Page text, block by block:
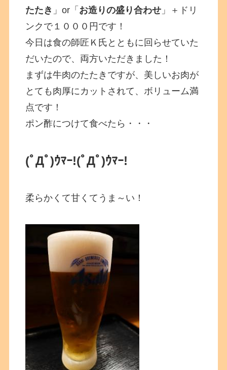
たたき 」or「 お造りの盛り合わせ 」＋ドリ
ンクで１０００円です！
今日は食の師匠Ｋ氏とともに回らせていた
だいたので、両方いただきました！
まずは牛肉のたたきですが、美しいお肉が
とても肉厚にカットされて、ボリューム満
点です！
ポン酢につけて食べたら・・・
(ﾟДﾟ)ｳﾏｰ!(ﾟДﾟ)ｳﾏｰ!
柔らかくて甘くてうま～い！